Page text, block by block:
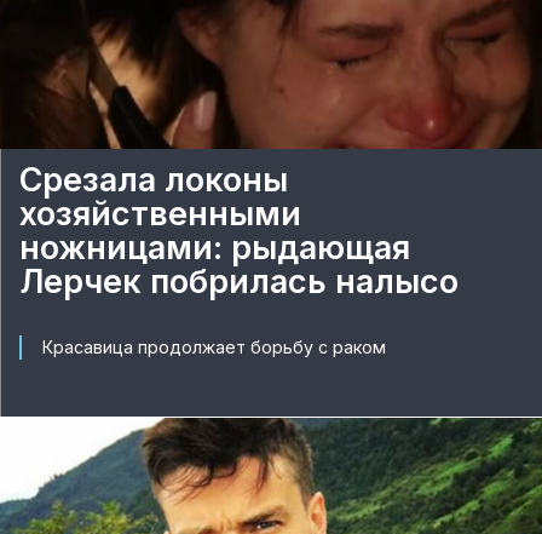
Срезала локоны
хозяйственными
ножницами: рыдающая
Лерчек побрилась налысо
Красавица продолжает борьбу с раком